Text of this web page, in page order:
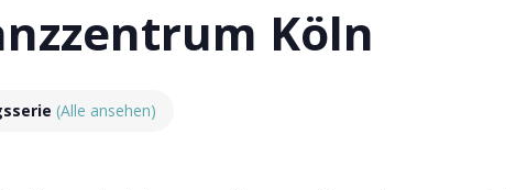
Köln
(Alle ansehen)